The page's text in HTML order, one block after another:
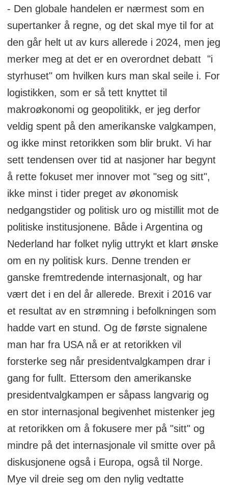
- Den globale handelen er nærmest som en
supertanker å regne, og det skal mye til for at
den går helt ut av kurs allerede i 2024, men jeg
merker meg at det er en overordnet debatt "i
styrhuset" om hvilken kurs man skal seile i. For
logistikken, som er så tett knyttet til
makroøkonomi og geopolitikk, er jeg derfor
veldig spent på den amerikanske valgkampen,
og ikke minst retorikken som blir brukt. Vi har
sett tendensen over tid at nasjoner har begynt
å rette fokuset mer innover mot "seg og sitt",
ikke minst i tider preget av økonomisk
nedgangstider og politisk uro og mistillit mot de
politiske institusjonene. Både i Argentina og
Nederland har folket nylig uttrykt et klart ønske
om en ny politisk kurs. Denne trenden er
ganske fremtredende internasjonalt, og har
vært det i en del år allerede. Brexit i 2016 var
et resultat av en strømning i befolkningen som
hadde vart en stund. Og de første signalene
man har fra USA nå er at retorikken vil
forsterke seg når presidentvalgkampen drar i
gang for fullt. Ettersom den amerikanske
presidentvalgkampen er såpass langvarig og
en stor internasjonal begivenhet mistenker jeg
at retorikken om å fokusere mer på "sitt" og
mindre på det internasjonale vil smitte over på
diskusjonene også i Europa, også til Norge.
Mye vil dreie seg om den nylig vedtatte